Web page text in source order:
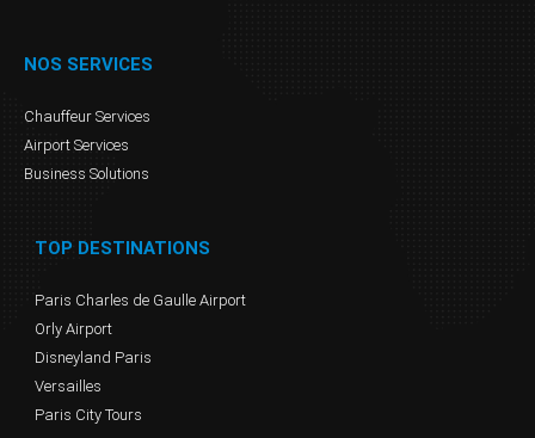
NOS SERVICES
Chauffeur Services
Airport Services
Business Solutions
TOP DESTINATIONS
Paris Charles de Gaulle Airport
Orly Airport
Disneyland Paris
Versailles
Paris City Tours